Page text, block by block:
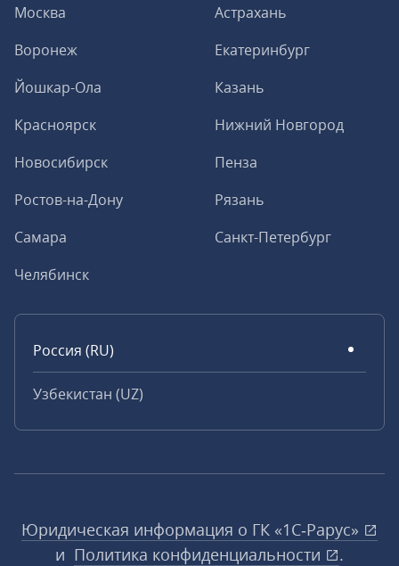
Москва
Астрахань
Воронеж
Екатеринбург
Йошкар-Ола
Казань
Красноярск
Нижний Новгород
Новосибирск
Пенза
Ростов-на-Дону
Рязань
Самара
Санкт-Петербург
Челябинск
Россия (RU)
Узбекистан (UZ)
Юридическая информация о ГК «1С‑Рарус»
и Политика конфиденциальности
.